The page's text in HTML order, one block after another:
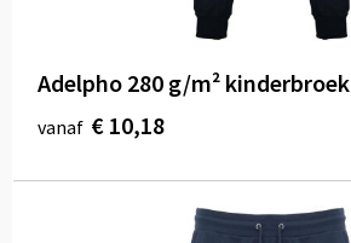
Adelpho 280 g/m² kinderbroek
vanaf € 10,18